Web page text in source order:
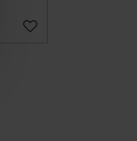
Lägg till i favoriter